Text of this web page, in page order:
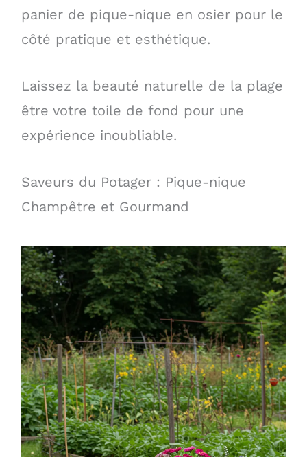
panier de pique-nique en osier pour le
côté pratique et esthétique.
Laissez la beauté naturelle de la plage
être votre toile de fond pour une
expérience inoubliable.
Saveurs du Potager : Pique-nique
Champêtre et Gourmand